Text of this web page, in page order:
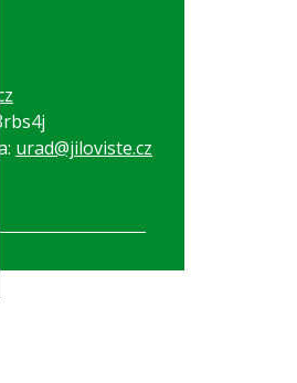
urad@jiloviste.cz